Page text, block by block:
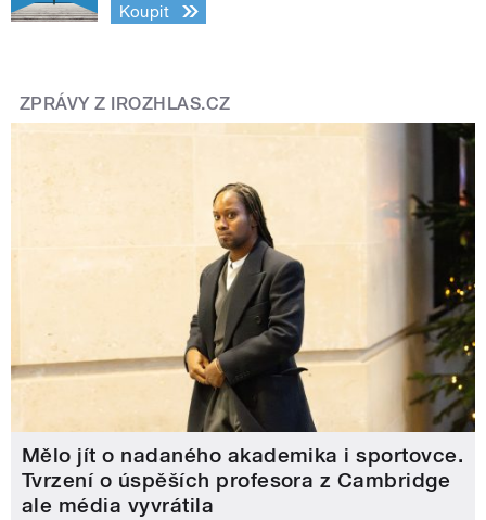
Koupit
ZPRÁVY Z IROZHLAS.CZ
Mělo jít o nadaného akademika i sportovce.
Tvrzení o úspěších profesora z Cambridge
ale média vyvrátila